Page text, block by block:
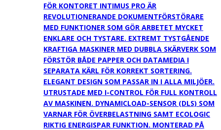
FÖR KONTORET INTIMUS PRO ÄR
REVOLUTIONERANDE DOKUMENTFÖRSTÖRARE
MED FUNKTIONER SOM GÖR ARBETET MYCKET
ENKLARE OCH TYSTARE. EXTREMT TYSTGÅENDE
KRAFTIGA MASKINER MED DUBBLA SKÄRVERK SOM
FÖRSTÖR BÅDE PAPPER OCH DATAMEDIA I
SEPARATA KÄRL FÖR KORREKT SORTERING.
ELEGANT DESIGN SOM PASSAR IN I ALLA MILJÖER.
UTRUSTADE MED I-CONTROL FÖR FULL KONTROLL
AV MASKINEN. DYNAMICLOAD-SENSOR (DLS) SOM
VARNAR FÖR ÖVERBELASTNING SAMT ECOLOGIC
RIKTIG ENERGISPAR FUNKTION. MONTERAD PÅ